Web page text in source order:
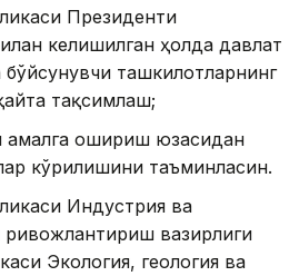
Президенти
келишилган ҳолда давлат
бўйсунувчи ташкилотларнинг
тақсимлаш;
амалга ошириш юзасидан
кўрилишини таъминласин.
Индустрия ва
ривожлантириш вазирлиги
Экология, геология ва